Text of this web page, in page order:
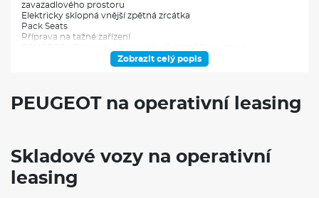
zavazadlového prostoru
Elektricky sklopná vnější zpětná zrcátka
Pack Seats
Příprava na tažné zařízení
Hliníková kola 19" BREDA černá s výbrusem
Sportovní hliníkové pedály a opěrka nohy
Zobrazit celý popis
PEUGEOT na operativní leasing
Skladové vozy na operativní
leasing